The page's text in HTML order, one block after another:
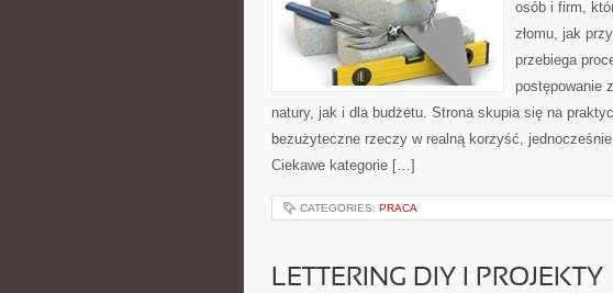
osób i firm,
złomu, jak
przebiega
postępowanie
natury, jak i dla budżetu. Strona skupia się na
bezużyteczne rzeczy w realną korzyść,
Ciekawe kategorie […]
CATEGORIES: PRACA
LETTERING DIY I PROJEKTY